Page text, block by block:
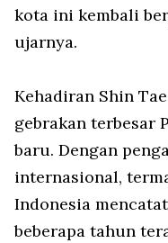
kota ini kembali
ujarnya.
Kehadiran Shin
gebrakan terbesar
baru. Dengan
internasional,
Indonesia
beberapa tahun